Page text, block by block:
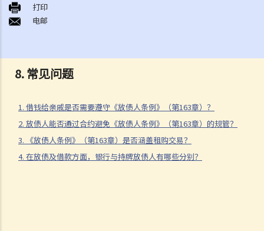
8. 常见问题
1. 借钱给亲戚是否需要遵守《放债人条例》（第163章）？
2. 放债人能否通过合约避免《放债人条例》（第163章）的规管？
3. 《放债人条例》（第163章）是否涵盖租购交易？
4. 在放债及借款方面，银行与持牌放债人有哪些分别？
2. 谁受到《放债人条例》（第163章）的保障？
3. 放债人的领牌事宜
5. 其他要求
A. 格式要求
C. 非法协议
D. 对放债广告的限制
E. 贷款保证形式的限制
6. 重新商议敲诈性交易
打印
电邮